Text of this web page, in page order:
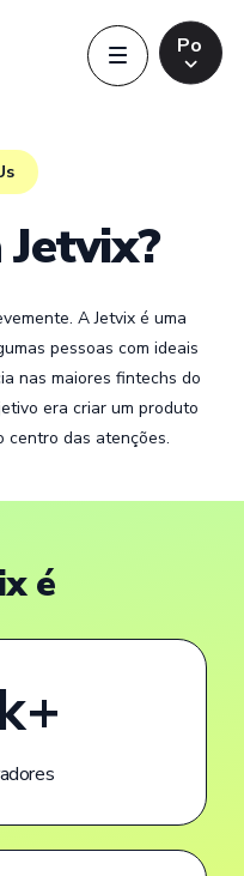
Po
English
Jetvix?
A Jetvix é uma
pessoas com ideais
nas maiores fintechs do
era criar um produto
centro das atenções.
x é
English